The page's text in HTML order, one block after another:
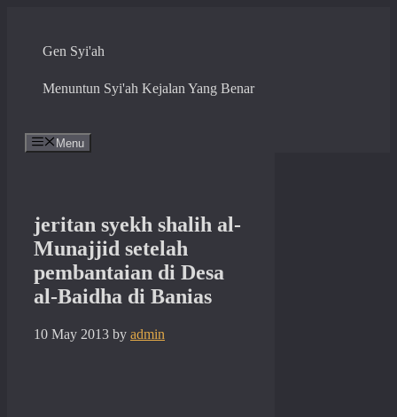
contentGen Syi'ah
Menuntun Syi'ah Kejalan Yang Benar
Menu
jeritan syekh shalih al-
Munajjid setelah
pembantaian di Desa
al-Baidha di Banias
10 May 2013 by admin